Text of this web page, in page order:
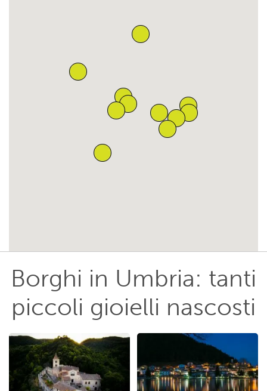
Borghi in Umbria: tanti
piccoli gioielli nascosti